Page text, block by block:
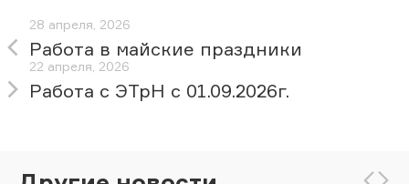
28 апреля, 2026
Работа в майские праздники
22 апреля, 2026
Работа с ЭТрН с 01.09.2026г.